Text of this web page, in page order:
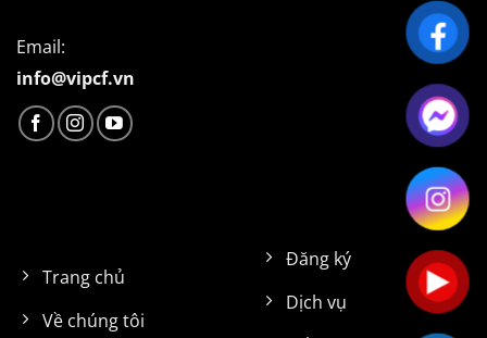
Email:
info@vipcf.vn
Trang chủ
Về chúng tôi
Đăng ký
Dịch vụ